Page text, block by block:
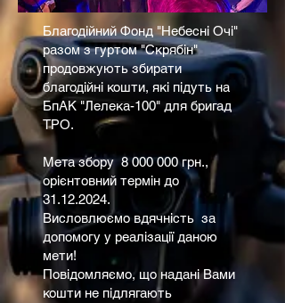
Благодійний Фонд "Небесні Очі"
разом з гуртом "Скрябін"
продовжують збирати
благодійні кошти, які підуть на
БпАК "Лелека-100" для бригад
ТРО.
Мета збору 8 000 000грн.,
орієнтовний термін до
31.12.2024.
Висловлюємо вдячність за
допомогу у реалізації даною
мети!
Повідомляємо, що надані Вами
кошти не підлягають